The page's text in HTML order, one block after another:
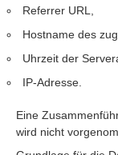
Referrer URL,
Hostname des
Uhrzeit der
IP-Adresse.
Eine
wird nicht